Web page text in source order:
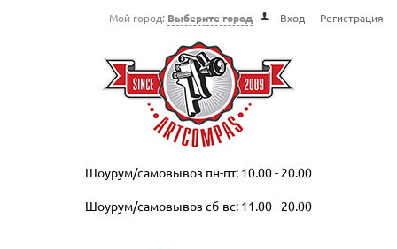
Мой город: Выберите город Вход Регистрация
Шоурум/самовывоз пн-пт: 10.00 - 20.00
Шоурум/самовывоз сб-вс: 11.00 - 20.00